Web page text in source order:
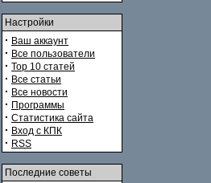
Настройки
· Ваш аккаунт
· Все пользователи
· Top 10 статей
· Все статьи
· Все новости
· Программы
· Статистика сайта
· Вход с КПК
· RSS
Последние советы